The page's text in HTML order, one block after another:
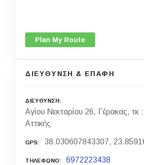
Plan My Route
ΔΙΕΥΘΥΝΣΗ & ΕΠΑΦΗ
ΔΙΕΥΘΥΝΣΗ
Αγίου Νεκταρίου 26, Γέρακας, τκ
Αττικής
GPS 38.030607843307,
ΤΗΛΕΦΩΝΟ 6972223438